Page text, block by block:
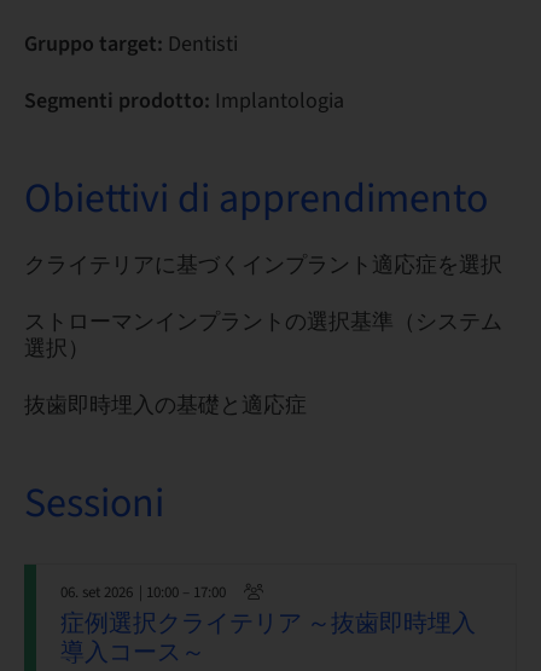
Gruppo target: Dentisti
Segmenti prodotto: Implantologia
Obiettivi di apprendimento
クライテリアに基づくインプラント適応症を選択
ストローマンインプラントの選択基準（システム
選択）
抜歯即時埋入の基礎と適応症
Sessioni
06. set 2026 | 10:00 – 17:00
症例選択クライテリア ～抜歯即時埋入
導入コース～